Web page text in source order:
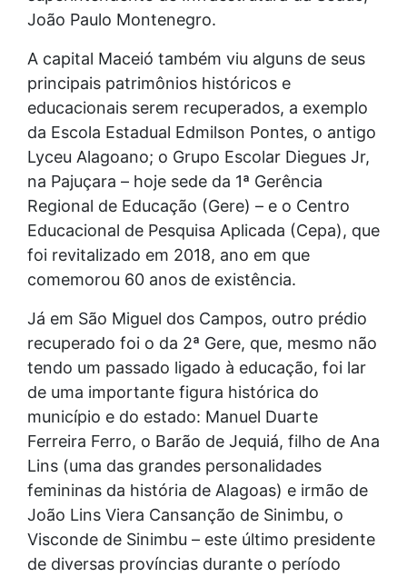
João Paulo Montenegro.
A capital Maceió também viu alguns de seus
principais patrimônios históricos e
educacionais serem recuperados, a exemplo
da Escola Estadual Edmilson Pontes, o antigo
Lyceu Alagoano; o Grupo Escolar Diegues Jr,
na Pajuçara – hoje sede da 1ª Gerência
Regional de Educação (Gere) – e o Centro
Educacional de Pesquisa Aplicada (Cepa), que
foi revitalizado em 2018, ano em que
comemorou 60 anos de existência.
Já em São Miguel dos Campos, outro prédio
recuperado foi o da 2ª Gere, que, mesmo não
tendo um passado ligado à educação, foi lar
de uma importante figura histórica do
município e do estado: Manuel Duarte
Ferreira Ferro, o Barão de Jequiá, filho de Ana
Lins (uma das grandes personalidades
femininas da história de Alagoas) e irmão de
João Lins Viera Cansanção de Sinimbu, o
Visconde de Sinimbu – este último presidente
de diversas províncias durante o período